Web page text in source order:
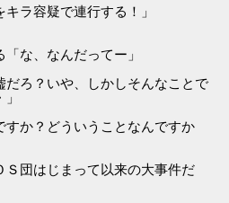
ラ容疑で連行する！」
な、なんだってー」
だろ？いや、しかしそんなことで
すか？どういうことなんですか
Ｓ団はじまって以来の大事件だ